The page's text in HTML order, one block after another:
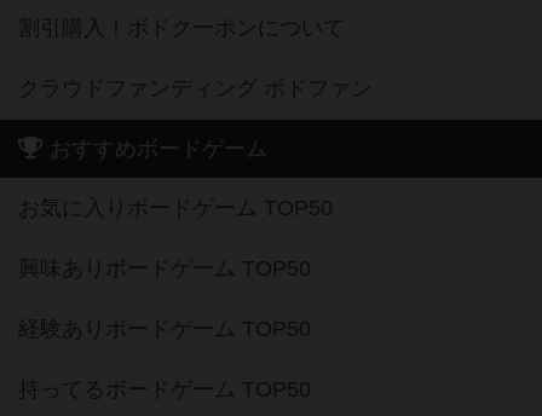
割引購入！ボドクーポンについて
クラウドファンディング ボドファン
おすすめボードゲーム
お気に入りボードゲーム TOP50
興味ありボードゲーム TOP50
経験ありボードゲーム TOP50
持ってるボードゲーム TOP50